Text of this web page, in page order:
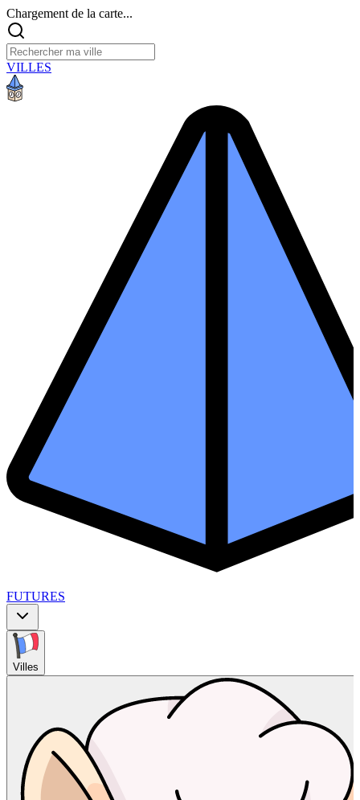
Chargement de la carte...
VILLES
FUTURES
Villes